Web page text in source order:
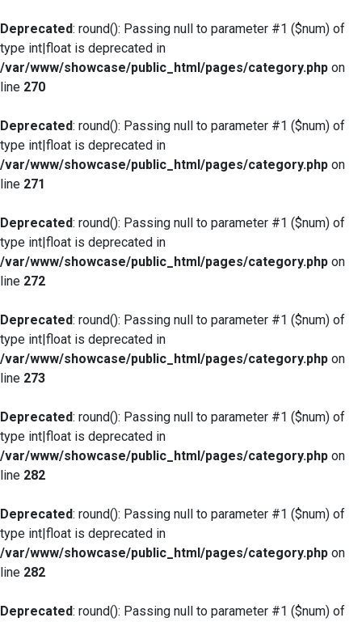
Deprecated: round(): Passing null to parameter #1 ($num) of
type int|float is deprecated in
/var/www/showcase/public_html/pages/category.php on
line 270
Deprecated: round(): Passing null to parameter #1 ($num) of
type int|float is deprecated in
/var/www/showcase/public_html/pages/category.php on
line 271
Deprecated: round(): Passing null to parameter #1 ($num) of
type int|float is deprecated in
/var/www/showcase/public_html/pages/category.php on
line 272
Deprecated: round(): Passing null to parameter #1 ($num) of
type int|float is deprecated in
/var/www/showcase/public_html/pages/category.php on
line 273
Deprecated: round(): Passing null to parameter #1 ($num) of
type int|float is deprecated in
/var/www/showcase/public_html/pages/category.php on
line 282
Deprecated: round(): Passing null to parameter #1 ($num) of
type int|float is deprecated in
/var/www/showcase/public_html/pages/category.php on
line 282
Deprecated: round(): Passing null to parameter #1 ($num) of